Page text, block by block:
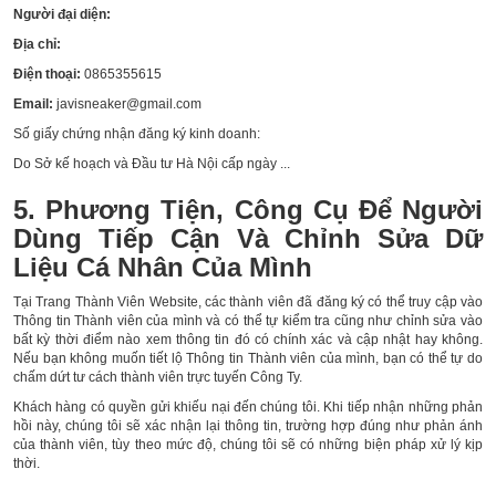
Người đại diện:
Địa chỉ:
Điện thoại: 0865355615
Email: javisneaker@gmail.com
Số giấy chứng nhận đăng ký kinh doanh:
Do Sở kế hoạch và Đầu tư Hà Nội cấp ngày ...
5. Phương Tiện, Công Cụ Để Người
Dùng Tiếp Cận Và Chỉnh Sửa Dữ
Liệu Cá Nhân Của Mình
Tại Trang Thành Viên Website, các thành viên đã đăng ký có thể truy cập vào
Thông tin Thành viên của mình và có thể tự kiểm tra cũng như chỉnh sửa vào
bất kỳ thời điểm nào xem thông tin đó có chính xác và cập nhật hay không.
Nếu bạn không muốn tiết lộ Thông tin Thành viên của mình, bạn có thể tự do
chấm dứt tư cách thành viên trực tuyến Công Ty.
Khách hàng có quyền gửi khiếu nại đến chúng tôi. Khi tiếp nhận những phản
hồi này, chúng tôi sẽ xác nhận lại thông tin, trường hợp đúng như phản ánh
của thành viên, tùy theo mức độ, chúng tôi sẽ có những biện pháp xử lý kịp
thời.